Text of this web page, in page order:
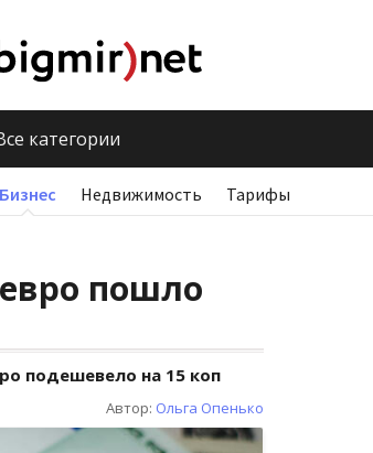
категории
Бизнес Недвижимость Тарифы
пошло
подешевело на 15 коп
Автор: Ольга Опенько